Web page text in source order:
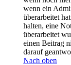
wenn ein
überarbeitet
halten, eine
überarbeitet
einen Beitrag
darauf
Nach oben